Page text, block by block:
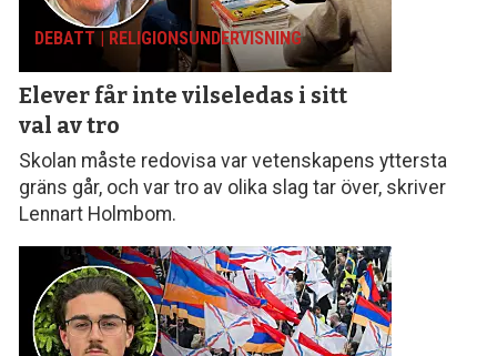
DEBATT | RELIGIONS­UNDERVISNING
Elever får inte vilseledas i sitt
val av tro
Skolan måste redovisa var vetenskapens yttersta
gräns går, och var tro av olika slag tar över, skriver
Lennart Holmbom.